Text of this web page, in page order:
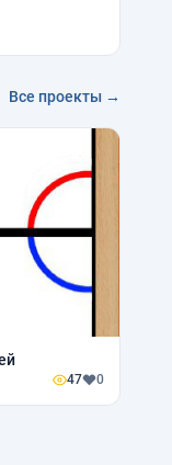
Все проекты →
47 0